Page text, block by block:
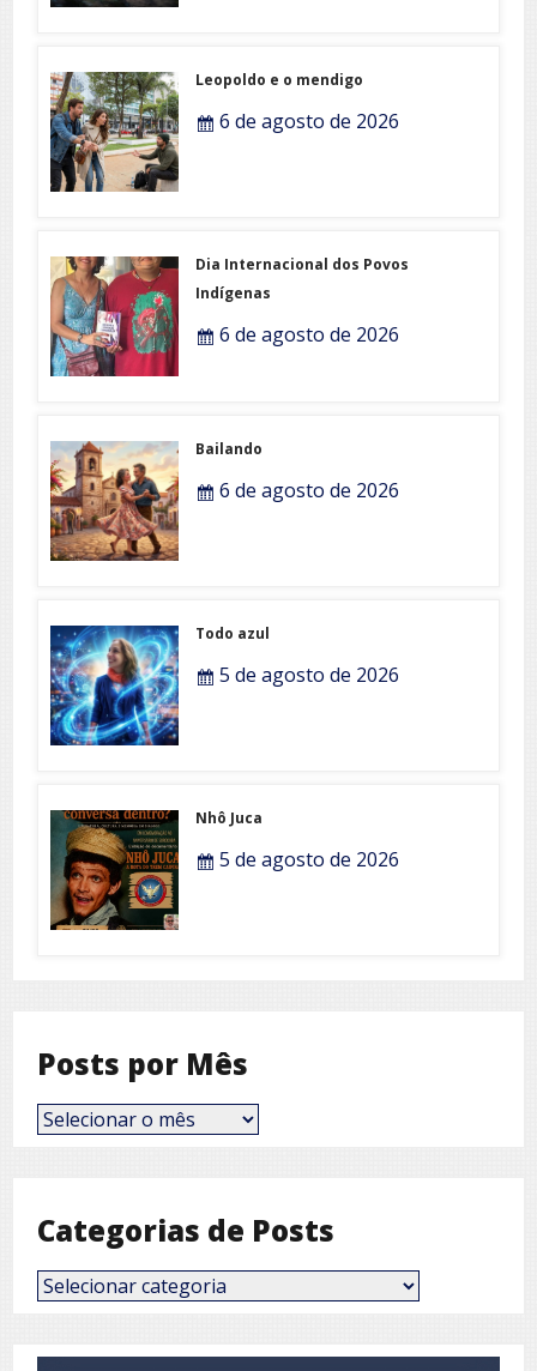
Leopoldo e o mendigo
6 de agosto de 2026
Dia Internacional dos Povos
Indígenas
6 de agosto de 2026
Bailando
6 de agosto de 2026
Todo azul
5 de agosto de 2026
Nhô Juca
5 de agosto de 2026
Posts por Mês
Posts
por
Categorias de Posts
Categorias
de